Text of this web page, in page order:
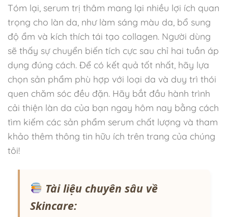
Tóm lại, serum trị thâm mang lại nhiều lợi ích quan
trọng cho làn da, như làm sáng màu da, bổ sung
độ ẩm và kích thích tái tạo collagen. Người dùng
sẽ thấy sự chuyển biến tích cực sau chỉ hai tuần áp
dụng đúng cách. Để có kết quả tốt nhất, hãy lựa
chọn sản phẩm phù hợp với loại da và duy trì thói
quen chăm sóc đều đặn. Hãy bắt đầu hành trình
cải thiện làn da của bạn ngay hôm nay bằng cách
tìm kiếm các sản phẩm serum chất lượng và tham
khảo thêm thông tin hữu ích trên trang của chúng
tôi!
Tài liệu chuyên sâu về
Skincare: